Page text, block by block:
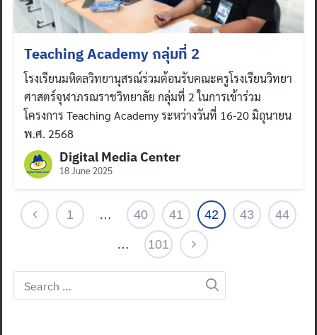
Teaching Academy กลุ่มที่ 2
โรงเรียนมหิดลวิทยานุสรณ์ร่วมต้อนรับคณะครูโรงเรียนวิทยา
ศาสตร์จุฬาภรณราชวิทยาลัย กลุ่มที่ 2 ในการเข้าร่วม
โครงการ Teaching Academy ระหว่างวันที่ 16-20 มิถุนายน
พ.ศ. 2568
Digital Media Center
18 June 2025
1 … 40 41 42 43 44
… 101
Search
for: